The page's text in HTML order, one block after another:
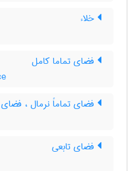
خلاء
فضای تماما کامل
فضای تماماً نرمال ، فضای
فضای تابعی